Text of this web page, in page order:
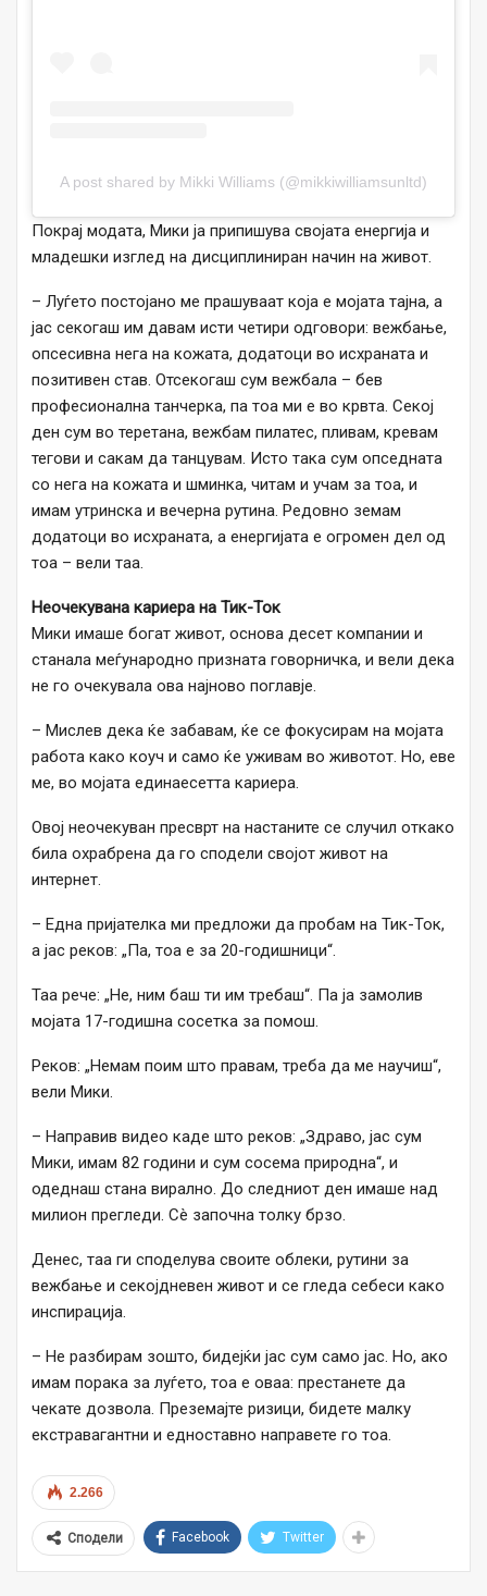
A post shared by Mikki Williams (@mikkiwilliamsunltd)
Покрај модата, Мики ја припишува својата енергија и
младешки изглед на дисциплиниран начин на живот.
– Луѓето постојано ме прашуваат која е мојата тајна, а
јас секогаш им давам исти четири одговори: вежбање,
опсесивна нега на кожата, додатоци во исхраната и
позитивен став. Отсекогаш сум вежбала – бев
професионална танчерка, па тоа ми е во крвта. Секој
ден сум во теретана, вежбам пилатес, пливам, кревам
тегови и сакам да танцувам. Исто така сум опседната
со нега на кожата и шминка, читам и учам за тоа, и
имам утринска и вечерна рутина. Редовно земам
додатоци во исхраната, а енергијата е огромен дел од
тоа – вели таа.
Неочекувана кариера на Тик-Ток
Мики имаше богат живот, основа десет компании и
станала меѓународно призната говорничка, и вели дека
не го очекувала ова најново поглавје.
– Мислев дека ќе забавам, ќе се фокусирам на мојата
работа како коуч и само ќе уживам во животот. Но, еве
ме, во мојата единаесетта кариера.
Овој неочекуван пресврт на настаните се случил откако
била охрабрена да го сподели својот живот на
интернет.
– Една пријателка ми предложи да пробам на Тик-Ток,
а јас реков: „Па, тоа е за 20-годишници“.
Таа рече: „Не, ним баш ти им требаш“. Па ја замолив
мојата 17-годишна сосетка за помош.
Реков: „Немам поим што правам, треба да ме научиш“,
вели Мики.
– Направив видео каде што реков: „Здраво, јас сум
Мики, имам 82 години и сум сосема природна“, и
одеднаш стана вирално. До следниот ден имаше над
милион прегледи. Сè започна толку брзо.
Денес, таа ги споделува своите облеки, рутини за
вежбање и секојдневен живот и се гледа себеси како
инспирација.
– Не разбирам зошто, бидејќи јас сум само јас. Но, ако
имам порака за луѓето, тоа е оваа: престанете да
чекате дозвола. Преземајте ризици, бидете малку
екстравагантни и едноставно направете го тоа.
2.266
Сподели Facebook Twitter